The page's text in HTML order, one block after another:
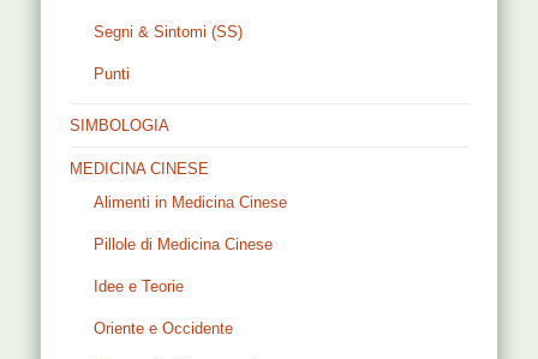
Segni & Sintomi (SS)
Punti
SIMBOLOGIA
MEDICINA CINESE
Alimenti in Medicina Cinese
Pillole di Medicina Cinese
Idee e Teorie
Oriente e Occidente